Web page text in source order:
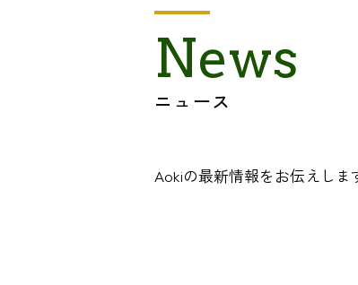
News
ニュース
Aokiの最新情報をお伝えしま